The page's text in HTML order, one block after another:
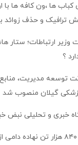
کباب ها ،ون کافه ها
ترافیک و حذف زوائد
وزیر ارتباطات؛
؟
توسعه مدیریت، منابع
گیلان منصوب شد
خبری و تحلیلی نبض